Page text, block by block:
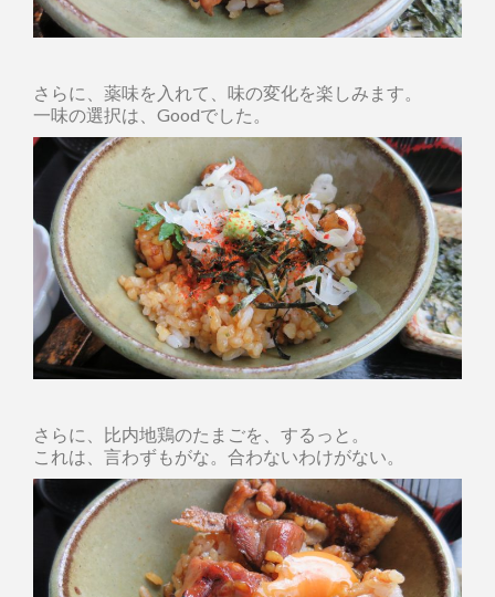
さらに、薬味を入れて、味の変化を楽しみます。
一味の選択は、Goodでした。
さらに、比内地鶏のたまごを、するっと。
これは、言わずもがな。合わないわけがない。